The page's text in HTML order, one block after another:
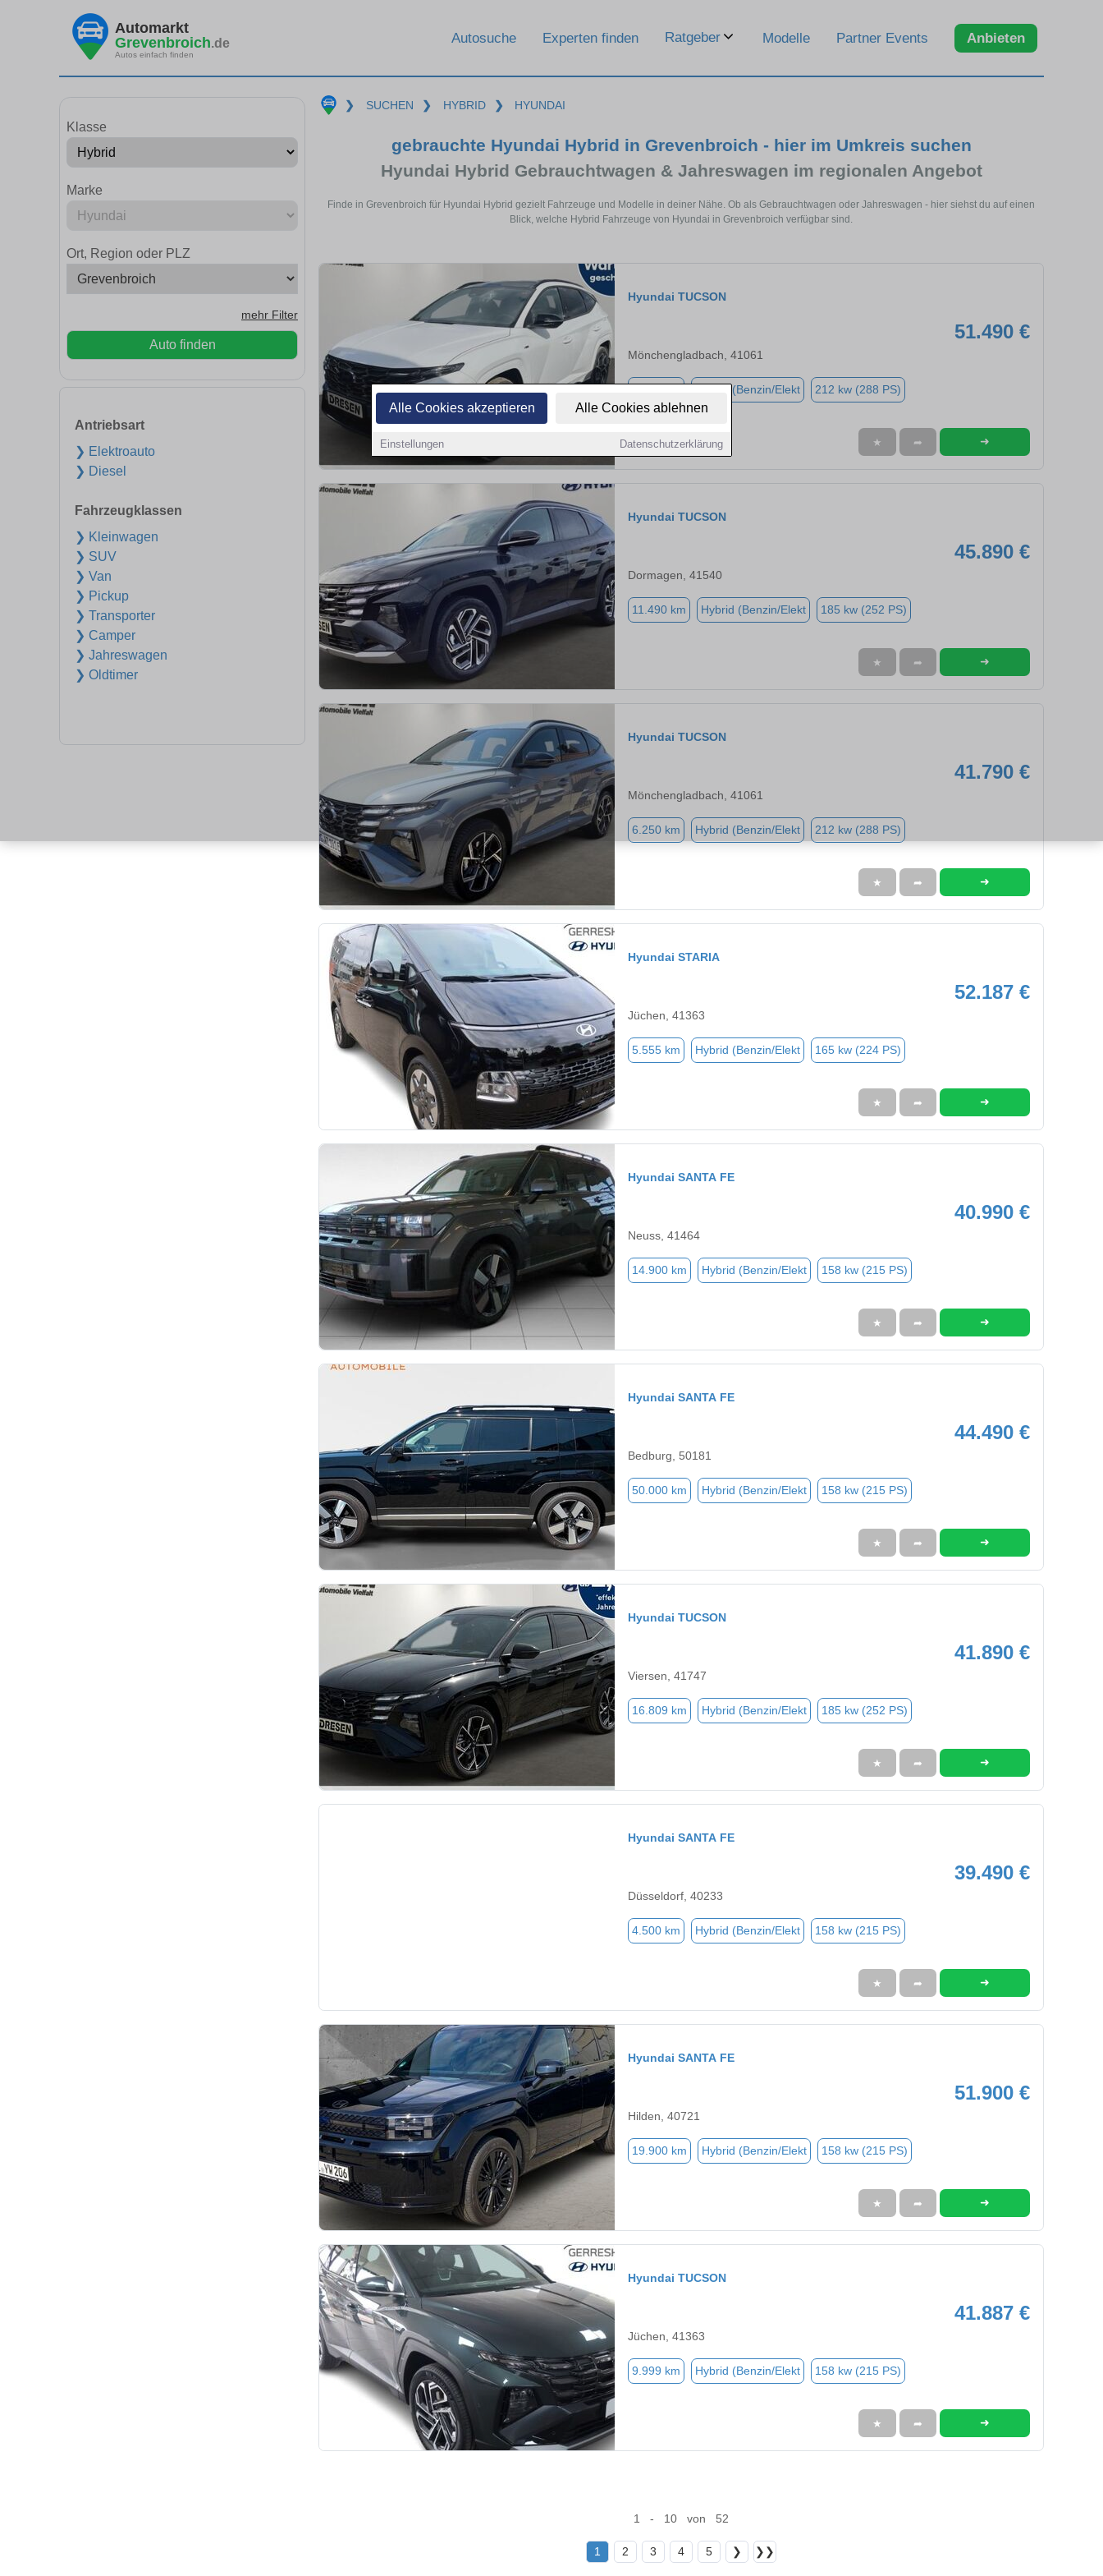
Alle Cookies akzeptieren Alle Cookies ablehnen
Einstellungen Datenschutzerklärung
Automarkt
Grevenbroich.de
Autos einfach finden
Autosuche Experten finden Ratgeber Modelle Partner Events Anbieten
Klasse
Marke
Ort, Region oder PLZ
mehr Filter
Auto finden
Antriebsart
❯ Elektroauto
❯ Diesel
Fahrzeugklassen
❯ Kleinwagen
❯ SUV
❯ Van
❯ Pickup
❯ Transporter
❯ Camper
❯ Jahreswagen
❯ Oldtimer
❯ SUCHEN ❯ HYBRID ❯ HYUNDAI
gebrauchte Hyundai Hybrid in Grevenbroich - hier im Umkreis suchen
Hyundai Hybrid Gebrauchtwagen & Jahreswagen im regionalen Angebot
Finde in Grevenbroich für Hyundai Hybrid gezielt Fahrzeuge und Modelle in deiner Nähe. Ob als Gebrauchtwagen oder Jahreswagen - hier siehst du auf einen
Blick, welche Hybrid Fahrzeuge von Hyundai in Grevenbroich verfügbar sind.
Hyundai TUCSON
51.490 €
Mönchengladbach, 41061
Hybrid (Benzin/Elekt 212 kw (288 PS)
★ ➦ ➜
Hyundai TUCSON
45.890 €
Dormagen, 41540
11.490 km Hybrid (Benzin/Elekt 185 kw (252 PS)
★ ➦ ➜
Hyundai TUCSON
41.790 €
Mönchengladbach, 41061
6.250 km Hybrid (Benzin/Elekt 212 kw (288 PS)
★ ➦ ➜
Hyundai STARIA
52.187 €
Jüchen, 41363
5.555 km Hybrid (Benzin/Elekt 165 kw (224 PS)
★ ➦ ➜
Hyundai SANTA FE
40.990 €
Neuss, 41464
14.900 km Hybrid (Benzin/Elekt 158 kw (215 PS)
★ ➦ ➜
Hyundai SANTA FE
44.490 €
Bedburg, 50181
50.000 km Hybrid (Benzin/Elekt 158 kw (215 PS)
★ ➦ ➜
Hyundai TUCSON
41.890 €
Viersen, 41747
16.809 km Hybrid (Benzin/Elekt 185 kw (252 PS)
★ ➦ ➜
Hyundai SANTA FE
39.490 €
Düsseldorf, 40233
4.500 km Hybrid (Benzin/Elekt 158 kw (215 PS)
★ ➦ ➜
Hyundai SANTA FE
51.900 €
Hilden, 40721
19.900 km Hybrid (Benzin/Elekt 158 kw (215 PS)
★ ➦ ➜
Hyundai TUCSON
41.887 €
Jüchen, 41363
9.999 km Hybrid (Benzin/Elekt 158 kw (215 PS)
★ ➦ ➜
1 - 10 von 52
1 2 3 4 5 ❯ ❯❯